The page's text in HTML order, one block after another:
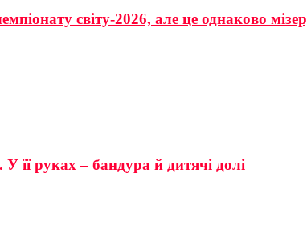
світу-2026, але це однаково
її руках – бандура й дитячі долі